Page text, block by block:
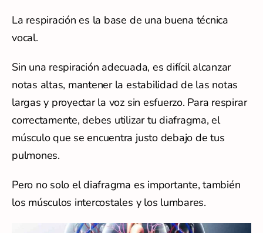
La respiración es la base de una buena técnica
vocal.
Sin una respiración adecuada, es difícil alcanzar
notas altas, mantener la estabilidad de las notas
largas y proyectar la voz sin esfuerzo. Para respirar
correctamente, debes utilizar tu diafragma, el
músculo que se encuentra justo debajo de tus
pulmones.
Pero no solo el diafragma es importante, también
los músculos intercostales y los lumbares.